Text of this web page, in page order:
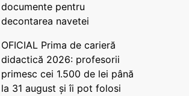
documente pentru
decontarea navetei
OFICIAL Prima de carieră
didactică 2026: profesorii
primesc cei 1.500 de lei până
la 31 august și îi pot folosi